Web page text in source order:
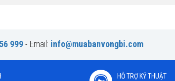
999- Email: info@muabanvongbi.com
HỖ TRỢ KỸ THUẬT